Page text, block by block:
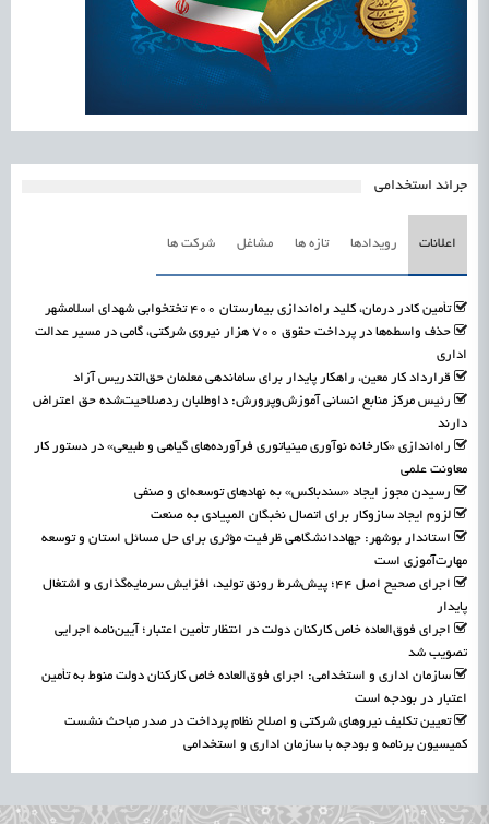
جرائد استخدامی
اعلانات رویدادها تازه ها مشاغل شرکت ها
تأمین کادر درمان، کلید راه‌اندازی بیمارستان ۴۰۰ تختخوابی شهدای اسلامشهر
حذف واسطه‌ها در پرداخت حقوق ۷۰۰ هزار نیروی شرکتی، گامی در مسیر عدالت
اداری
قرارداد کار معین، راهکار پایدار برای ساماندهی معلمان حق‌التدریس آزاد
رئیس مرکز منابع انسانی آموزش‌وپرورش: داوطلبان ردصلاحیت‌شده حق اعتراض
دارند
راه‌اندازی «کارخانه نوآوری مینیاتوری فرآورده‌های گیاهی و طبیعی» در دستور کار
معاونت علمی
رسیدن مجوز ایجاد «سندباکس» به نهادهای توسعه‌ای و صنفی
لزوم ایجاد سازوکار برای اتصال نخبگان المپیادی به صنعت
استاندار بوشهر: جهاددانشگاهی ظرفیت مؤثری برای حل مسائل استان و توسعه
مهارت‌آموزی است
اجرای صحیح اصل ۴۴؛ پیش‌شرط رونق تولید، افزایش سرمایه‌گذاری و اشتغال
پایدار
اجرای فوق‌العاده خاص کارکنان دولت در انتظار تأمین اعتبار؛ آیین‌نامه اجرایی
تصویب شد
سازمان اداری و استخدامی: اجرای فوق‌العاده خاص کارکنان دولت منوط به تأمین
اعتبار در بودجه است
تعیین تکلیف نیروهای شرکتی و اصلاح نظام پرداخت در صدر مباحث نشست
کمیسیون برنامه و بودجه با سازمان اداری و استخدامی